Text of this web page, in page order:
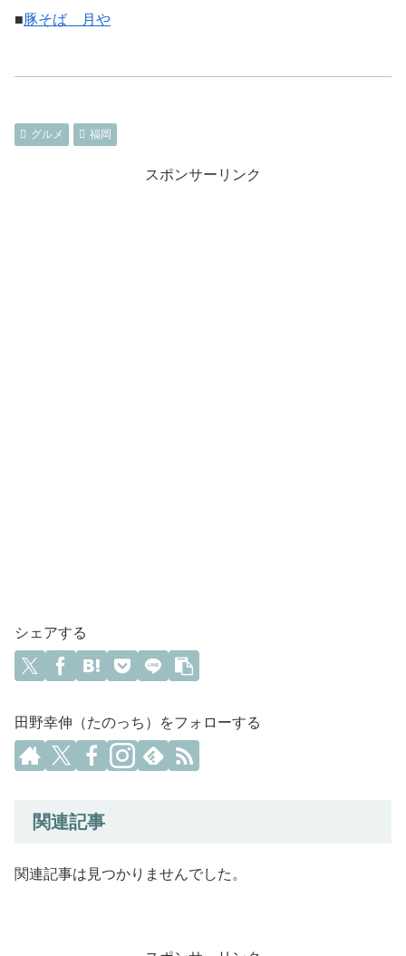
■豚そば 月や
グルメ 福岡
スポンサーリンク
シェアする
田野幸伸（たのっち）をフォローする
関連記事
関連記事は見つかりませんでした。